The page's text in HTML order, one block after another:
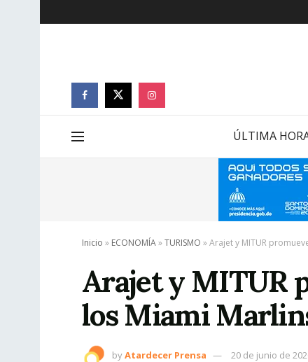
ÚLTIMA
Inicio » ECONOMÍA»TURISMO »Arajet y MITUR
Arajet y MITUR
los Miami
byAtardecer Prensa 20 de junio de